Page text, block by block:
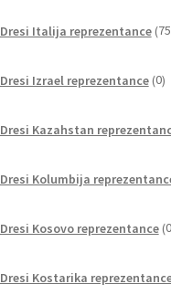
Dresi Italija reprezentance 75
Dresi Izrael reprezentance 0
Dresi Kazahstan
Dresi Kolumbija
Dresi Kosovo reprezentance 0
Dresi Kostarika